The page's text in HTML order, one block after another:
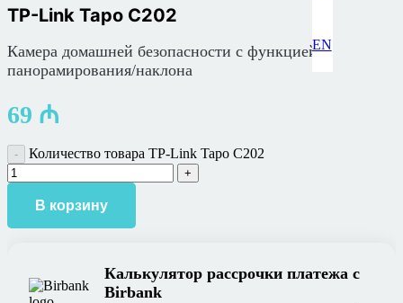
EN
TP-Link Tapo C202
Камера домашней безопасности с функцией
панорамирования/наклона
69 ₼
Количество товара TP-Link Tapo C202
В корзину
Калькулятор рассрочки платежа с
Birbank